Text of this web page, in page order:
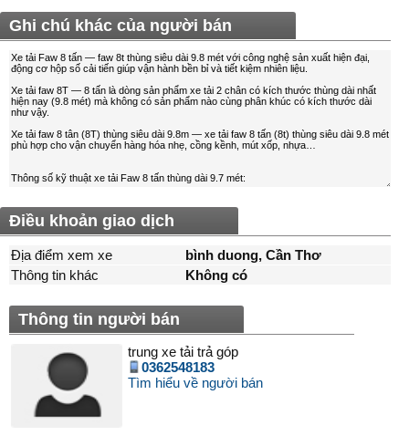
Ghi chú khác của người bán
Điều khoản giao dịch
Địa điểm xem xe
bình duong, Cần Thơ
Thông tin khác
Không có
Thông tin người bán
trung xe tải trả góp
0362548183
Tìm hiểu về người bán